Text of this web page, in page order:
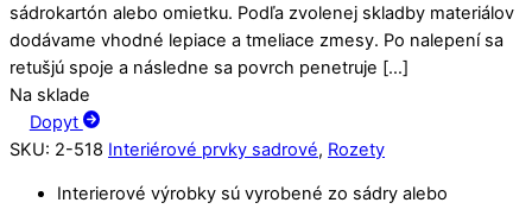
sádrokartón alebo omietku. Podľa zvolenej skladby materiálov
dodávame vhodné lepiace a tmeliace zmesy. Po nalepení sa
retušjú spoje a následne sa povrch penetruje […]
Na sklade
Dopyt
SKU: 2-518 Interiérové prvky sadrové, Rozety
Interierové výrobky sú vyrobené zo sádry alebo